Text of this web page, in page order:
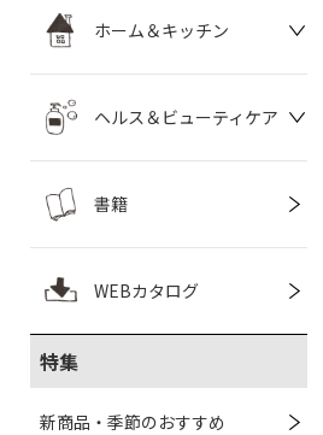
ホーム＆キッチン
ヘルス＆ビューティケア
書籍
WEBカタログ
特集
新商品・季節のおすすめ